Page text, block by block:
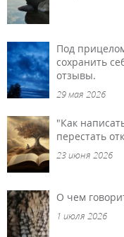
Под
сохранить
отзывы.
29 мая 2026
"Как
перестать
23 июня 2026
О чем
1 июля 2026